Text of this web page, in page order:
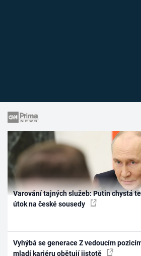
Varování tajných služeb: Putin chystá
útok na české sousedy
Vyhýbá se generace Z vedoucím
mladí kariéru obětují jistotě